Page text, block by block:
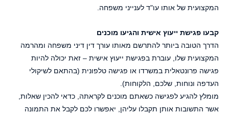
המקצועית של אותו עו"ד לענייני משפחה.
קבעו פגישת ייעוץ אישית והגיעו מוכנים
הדרך הטובה ביותר להתרשם מאותו עורך דין דיני משפחה ומהרמה
המקצועית שלו, עוברת בפגישת ייעוץ אישית – זאת יכולה להיות
פגישה פרונטאלית במשרדו או פגישה טלפונית (בהתאם לשיקולי
העדפה ונוחות, שלכם, הלקוחות).
מומלץ להגיע לפגישה כשאתם מוכנים לקראתה, כדאי להכין שאלות,
אשר התשובות אותן תקבלו עליהן, יאפשרו לכם לקבל את התמונה